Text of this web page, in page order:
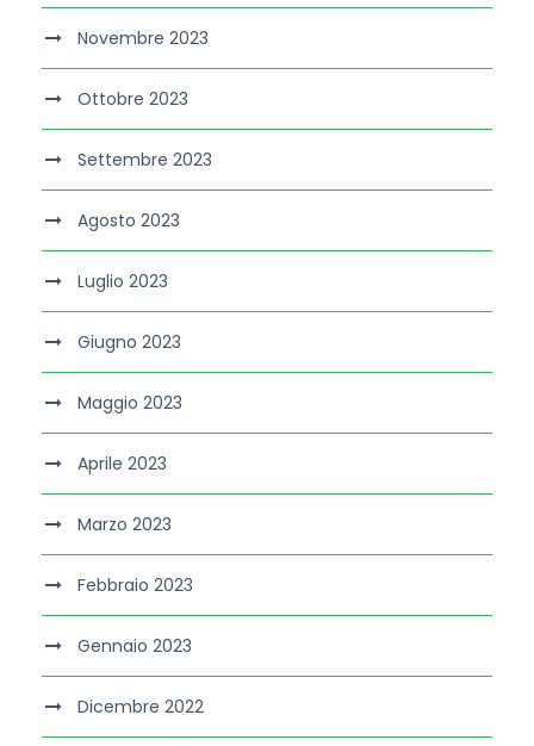
Novembre 2023
Ottobre 2023
Settembre 2023
Agosto 2023
Luglio 2023
Giugno 2023
Maggio 2023
Aprile 2023
Marzo 2023
Febbraio 2023
Gennaio 2023
Dicembre 2022